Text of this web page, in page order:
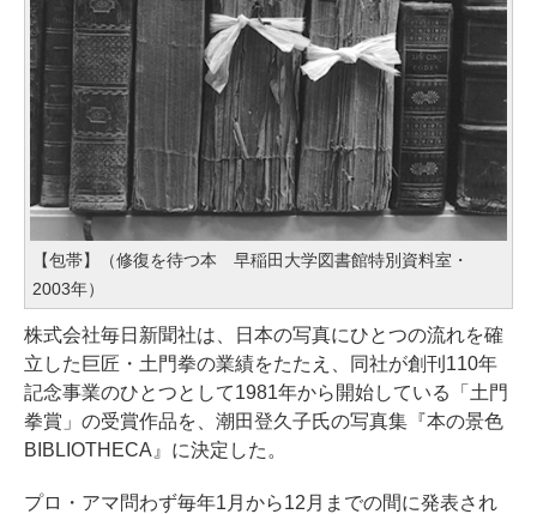
【包帯】（修復を待つ本 早稲田大学図書館特別資料室・
2003年）
株式会社毎日新聞社は、日本の写真にひとつの流れを確
立した巨匠・土門拳の業績をたたえ、同社が創刊110年
記念事業のひとつとして1981年から開始している「土門
拳賞」の受賞作品を、潮田登久子氏の写真集『本の景色
BIBLIOTHECA』に決定した。
プロ・アマ問わず毎年1月から12月までの間に発表され